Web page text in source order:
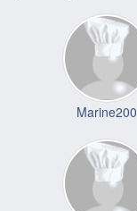
Marine200